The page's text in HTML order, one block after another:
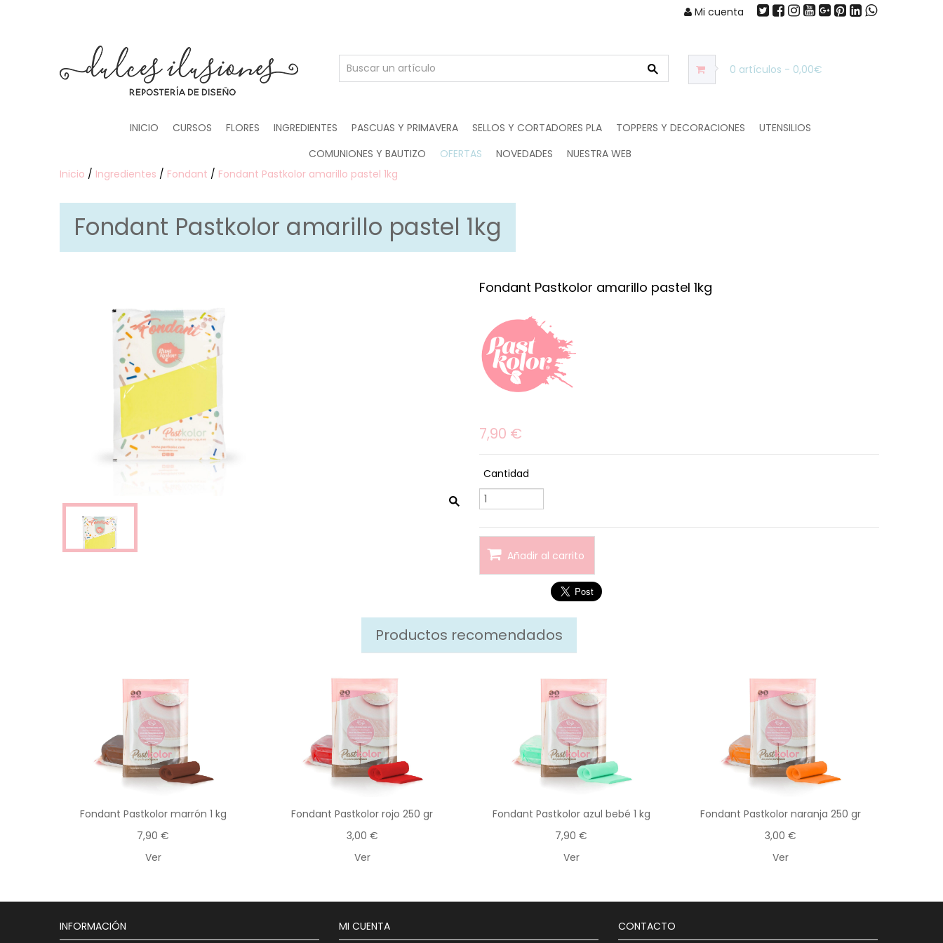
Mi cuenta
0 artículos - 0,00€
INICIO CURSOS FLORES INGREDIENTES PASCUAS Y PRIMAVERA SELLOS Y CORTADORES PLA TOPPERS Y DECORACIONES
UTENSILIOS
COMUNIONES Y BAUTIZO
OFERTAS NOVEDADES
NUESTRA WEB
Inicio / Ingredientes / Fondant / Fondant Pastkolor amarillo pastel 1kg
Fondant Pastkolor amarillo pastel 1kg
Fondant Pastkolor amarillo pastel 1kg
7,90 €
Cantidad
Añadir al carrito
Productos recomendados
Fondant Pastkolor marrón 1 kg
7,90 €
Ver
Fondant Pastkolor rojo 250 gr
3,00 €
Ver
Fondant Pastkolor azul bebé 1 kg
7,90 €
Ver
Fondant Pastkolor naranja 250 gr
3,00 €
Ver
INFORMACIÓN MI CUENTA CONTACTO